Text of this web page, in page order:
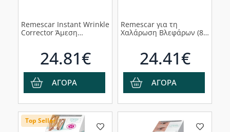
Remescar Instant Wrinkle
Corrector Άμεση
24.81€
ΑΓΟΡΑ
Remescar για τη
Χαλάρωση Βλεφάρων (8
24.41€
ΑΓΟΡΑ
Top Seller